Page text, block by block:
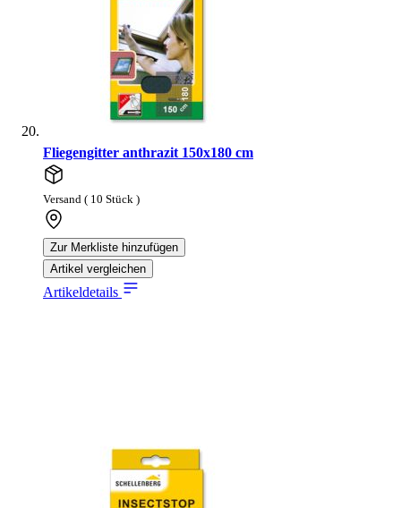
Fliegengitter anthrazit 150x180 cm
Versand ( 10 Stück )
Zur Merkliste hinzufügen
Artikel vergleichen
Artikeldetails